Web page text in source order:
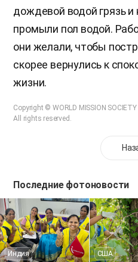
дождевой водой грязь и
промыли пол водой.
они желали, чтобы
скорее вернулись к
жизни.
Copyright © WORLD MISSION SOCIETY
All rights reserved.
Последние фотоновости
Индия США